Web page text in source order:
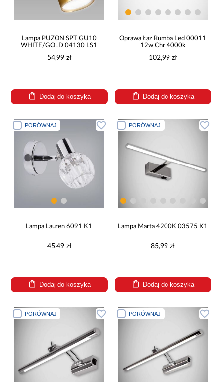
Lampa PUZON SPT GU10
WHITE/GOLD 04130 LS1
54,99 zł
Dodaj do koszyka
Oprawa Łaz Rumba Led 00011
12w Chr 4000k
102,99 zł
Dodaj do koszyka
PORÓWNAJ
Lampa Lauren 6091 K1
45,49 zł
Dodaj do koszyka
PORÓWNAJ
Lampa Marta 4200K 03575 K1
85,99 zł
Dodaj do koszyka
PORÓWNAJ PORÓWNAJ